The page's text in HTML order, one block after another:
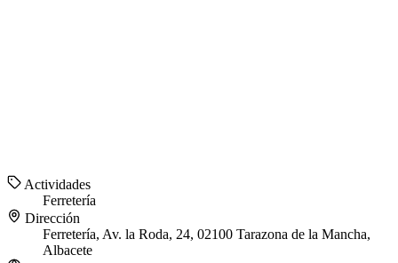
Actividades
Ferretería
Dirección
Ferretería, Av. la Roda, 24, 02100 Tarazona de la Mancha,
Albacete